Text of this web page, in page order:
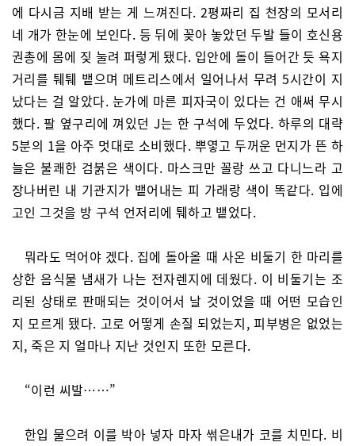
에 다시금 지배 받는 게 느껴진다. 2평짜리 집 천장의 모서리
네 개가 한눈에 보인다. 등 뒤에 꽂아 놓았던 두발 들이 호신용
권총에 몸에 짖 눌려 퍼렇게 됐다. 입안에 돌이 들어간 듯 욕지
거리를 퉤퉤 뱉으며 메트리스에서 일어나서 무려 5시간이 지
났다는 걸 알았다. 눈가에 마른 피자국이 있다는 건 애써 무시
했다. 팔 옆구리에 껴있던 J는 한 구석에 두었다. 하루의 대략
5분의 1을 아주 멋대로 소비했다. 뿌옇고 두꺼운 먼지가 뜬 하
늘은 불쾌한 검붉은 색이다. 마스크만 꼴랑 쓰고 다니느라 고
장나버린 내 기관지가 뱉어내는 피 가래랑 색이 똑같다. 입에
고인 그것을 방 구석 언저리에 퉤하고 뱉었다.
뭐라도 먹어야 겠다. 집에 돌아올 때 사온 비둘기 한 마리를
상한 음식물 냄새가 나는 전자렌지에 데웠다. 이 비둘기는 조
리된 상태로 판매되는 것이어서 날 것이었을 때 어떤 모습인
지 모르게 됐다. 고로 어떻게 손질 되었는지, 피부병은 없었는
지, 죽은 지 얼마나 지난 것인지 또한 모른다.
“이런 씨발……”
한입 물으려 이를 박아 넣자 마자 썪은내가 코를 치민다. 비